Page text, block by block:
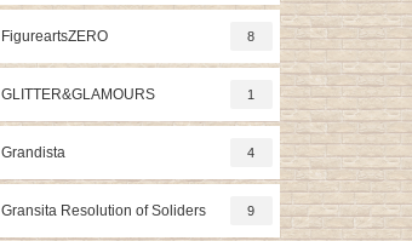
FigureartsZERO 8
GLITTER&GLAMOURS 1
Grandista 4
Gransita Resolution of Soliders 9